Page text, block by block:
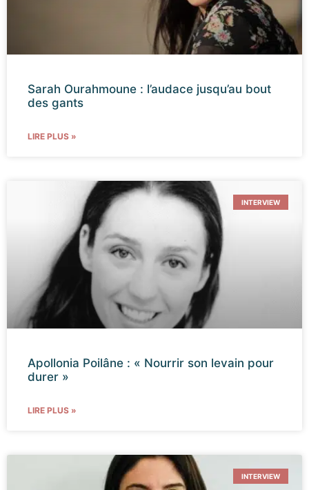
Sarah Ourahmoune : l’audace jusqu’au bout
des gants
LIRE PLUS »
INTERVIEW
Apollonia Poilâne : « Nourrir son levain pour
durer »
LIRE PLUS »
INTERVIEW